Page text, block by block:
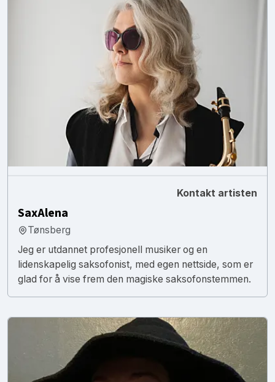
Kontakt artisten
SaxAlena
Tønsberg
Jeg er utdannet profesjonell musiker og en
lidenskapelig saksofonist, med egen nettside, som er
glad for å vise frem den magiske saksofonstemmen.